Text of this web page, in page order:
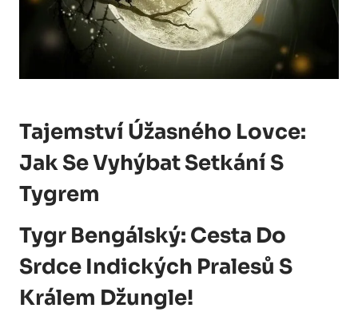
Tajemství Úžasného Lovce:
Jak Se Vyhýbat Setkání S
Tygrem
Tygr Bengálský: Cesta Do
Srdce Indických Pralesů S
Králem Džungle!